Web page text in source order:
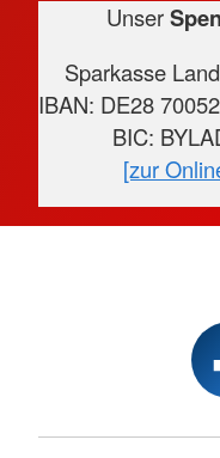
Unser
Sparkasse
IBAN: DE28
BIC:
[zur